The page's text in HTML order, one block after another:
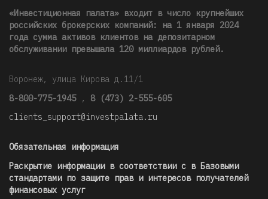
«Инвестиционная палата» входит в число крупнейших
российских брокерских компаний: на 1 января 2024
года сумма активов клиентов на депозитарном
обслуживании превышала 120 миллиардов рублей.
Воронеж, улица Кирова д.11/1
8-800-775-1945 , 8 (473) 2-555-605
clients_support@investpalata.ru
Обязательная информация
Раскрытие информации в соответствии с в Базовыми
стандартами по защите прав и интересов получателей
финансовых услуг